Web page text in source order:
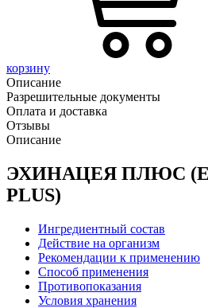
корзину
Описание
Разрешительные документы
Оплата и доставка
Отзывы
Описание
ЭХИНАЦЕЯ ПЛЮС
PLUS)
Ингредиентный состав
Действие на организм
Рекомендации к применению
Способ применения
Противопоказания
Условия хранения